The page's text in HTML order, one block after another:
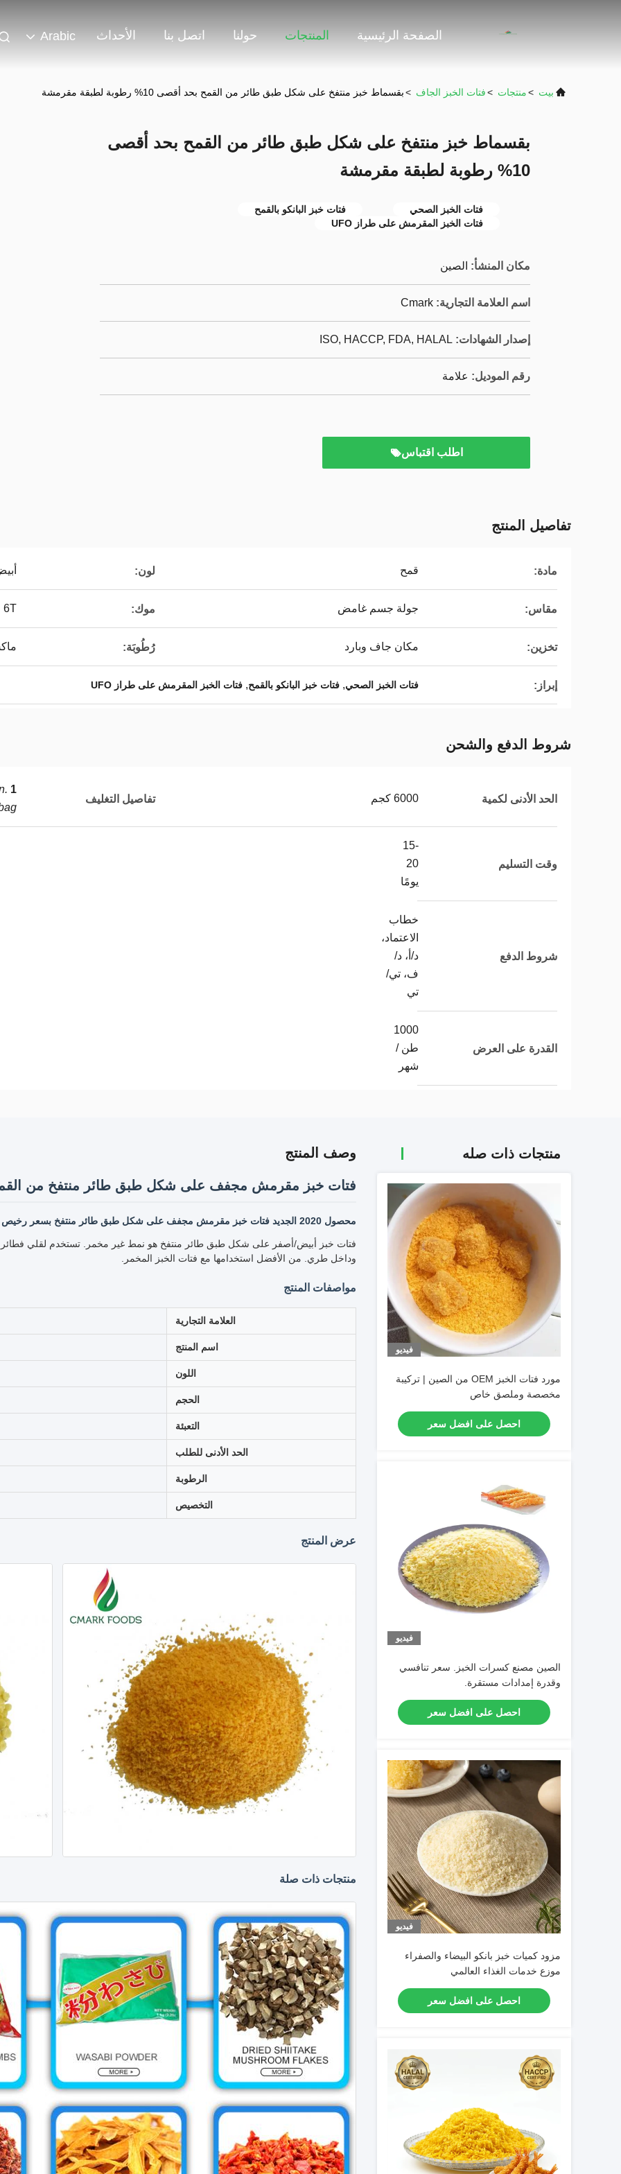
الصفحة الرئيسية المنتجات حولنا اتصل بنا الأحداث Arabic
بيت >منتجات >فتات الخبز الجاف >بقسماط خبز منتفخ على شكل طبق طائر من القمح بحد أقصى 10% رطوبة لطبقة مقرمشة
بقسماط خبز منتفخ على شكل طبق طائر من القمح بحد أقصى
10% رطوبة لطبقة مقرمشة
فتات الخبز الصحي
فتات خبز البانكو بالقمح
فتات الخبز المقرمش على طراز UFO
مكان المنشأ: الصين
اسم العلامة التجارية: Cmark
إصدار الشهادات: ISO, HACCP, FDA, HALAL
رقم الموديل: علامة
اطلب اقتباس
تفاصيل المنتج
مادة: قمح لون:
مقاس: جولة جسم غامض موك: 6T
تخزين: مكان جاف وبارد رُطُوبَة:
إبراز: فتات الخبز الصحي, فتات خبز البانكو بالقمح, فتات الخبز المقرمش على طراز UFO
شروط الدفع والشحن
الحد الأدنى لكمية 6000 كجم تفاصيل التغليف
1 كجم / كيس * 10 / كرتون.
وقت التسليم
15-
20
يومًا
شروط الدفع
خطاب
الاعتماد،
د/أ، د/
ف، تي/
تي
القدرة على العرض
1000
طن /
شهر
منتجات ذات صله
فيديو
مورد فتات الخبز OEM من الصين | تركيبة
مخصصة وملصق خاص
احصل على افضل سعر
فيديو
الصين مصنع كسرات الخبز. سعر تنافسي
وقدرة إمدادات مستقرة.
احصل على افضل سعر
فيديو
مزود كميات خبز بانكو البيضاء والصفراء
موزع خدمات الغذاء العالمي
احصل على افضل سعر
وصف المنتج
فتات خبز مقرمش مجفف على شكل طبق طائر منتفخ من
محصول 2020 الجديد فتات خبز مقرمش مجفف على شكل طبق طائر منتفخ بسعر رخيص وشهادات FDA HACCP HALAL
فتات خبز أبيض/أصفر على شكل طبق طائر منتفخ هو نمط غير مخمر. تستخدم لقلي
وداخل طري. من الأفضل استخدامها مع فتات الخبز المخمر.
مواصفات المنتج
العلامة التجارية
اسم المنتج
اللون
الحجم
التعبئة
الحد الأدنى للطلب
الرطوبة
التخصيص
عرض المنتج
منتجات ذات صلة